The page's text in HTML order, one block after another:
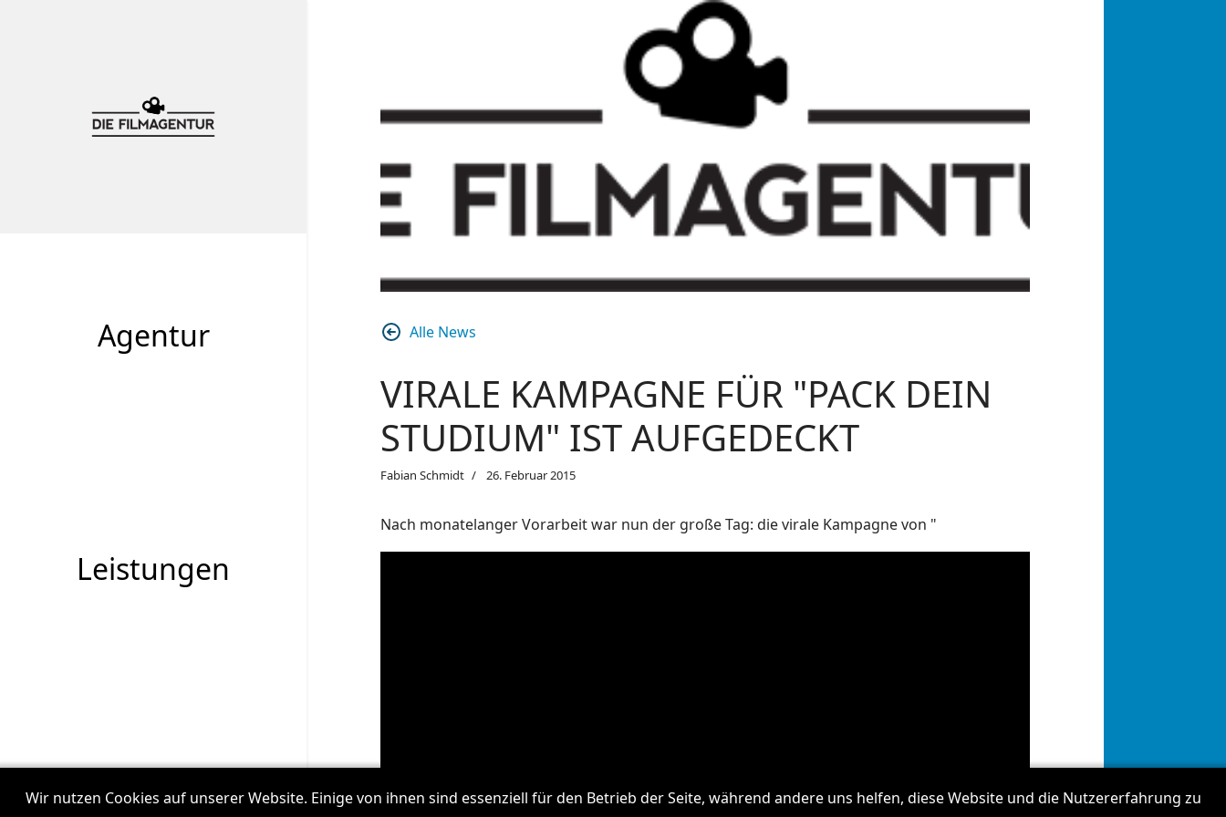
Agentur
Leistungen
Beispiele
Alle News
VIRALE KAMPAGNE FÜR "PACK DEIN
STUDIUM" IST AUFGEDECKT
Fabian Schmidt 26. Februar 2015
Nach monatelanger Vorarbeit war nun der große Tag: die virale Kampagne von "
Wir nutzen Cookies auf unserer Website. Einige von ihnen sind essenziell für den Betrieb der Seite, während andere uns helfen, diese Website und die Nutzererfahrung zu